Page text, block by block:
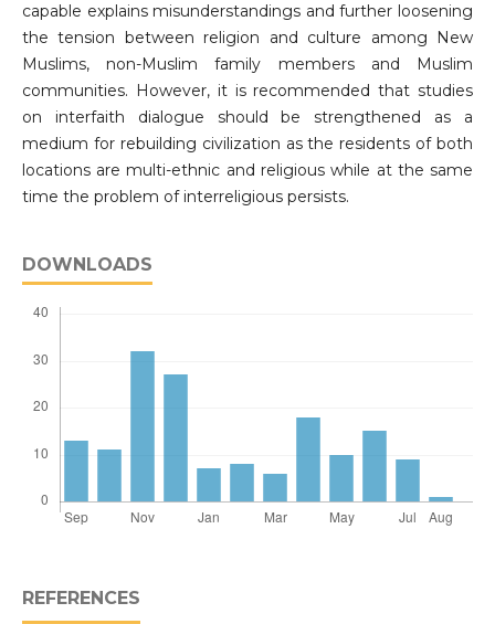
capable explains misunderstandings and further loosening
the tension between religion and culture among New
Muslims, non-Muslim family members and Muslim
communities. However, it is recommended that studies
on interfaith dialogue should be strengthened as a
medium for rebuilding civilization as the residents of both
locations are multi-ethnic and religious while at the same
time the problem of interreligious persists.
DOWNLOADS
REFERENCES